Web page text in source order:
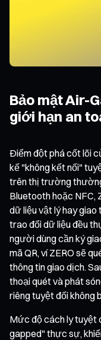
Bảo mật Air-
giới hạn an
Điểm đột phá cốt lõi
kế "không kết nối"
trên thị trường
Bluetooth hoặc NFC,
dữ liệu vật lý hay giao
trao đổi dữ liệu đều
người dùng cần ký
mã QR, ví ZERO sẽ
thông tin giao dịch.
thoại quét và phát
riêng tuyệt đối không
Mức độ cách ly tuyệt
gapped" thực sự,